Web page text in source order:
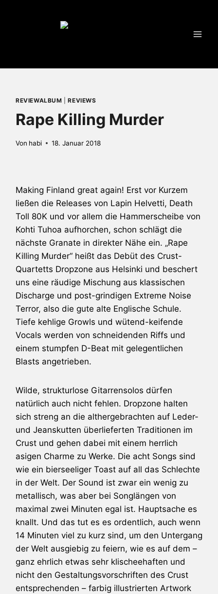
REVIEWALBUM |REVIEWS
Rape Killing Murder
Von habi 18. Januar 2018
Making Finland great again! Erst vor Kurzem
ließen die Releases von Lapin Helvetti, Death
Toll 80K und vor allem die Hammerscheibe von
Kohti Tuhoa aufhorchen, schon schlägt die
nächste Granate in direkter Nähe ein. „Rape
Killing Murder“ heißt das Debüt des Crust-
Quartetts Dropzone aus Helsinki und beschert
uns eine räudige Mischung aus klassischen
Discharge und post-grindigen Extreme Noise
Terror, also die gute alte Englische Schule.
Tiefe kehlige Growls und wütend-keifende
Vocals werden von schneidenden Riffs und
einem stumpfen D-Beat mit gelegentlichen
Blasts angetrieben.
Wilde, strukturlose Gitarrensolos dürfen
natürlich auch nicht fehlen. Dropzone halten
sich streng an die althergebrachten auf Leder-
und Jeanskutten überlieferten Traditionen im
Crust und gehen dabei mit einem herrlich
asigen Charme zu Werke. Die acht Songs sind
wie ein bierseeliger Toast auf all das Schlechte
in der Welt. Der Sound ist zwar ein wenig zu
metallisch, was aber bei Songlängen von
maximal zwei Minuten egal ist. Hauptsache es
knallt. Und das tut es es ordentlich, auch wenn
14 Minuten viel zu kurz sind, um den Untergang
der Welt ausgiebig zu feiern, wie es auf dem –
ganz ehrlich etwas sehr klischeehaften und
nicht den Gestaltungsvorschriften des Crust
entsprechenden – farbig illustrierten Artwork